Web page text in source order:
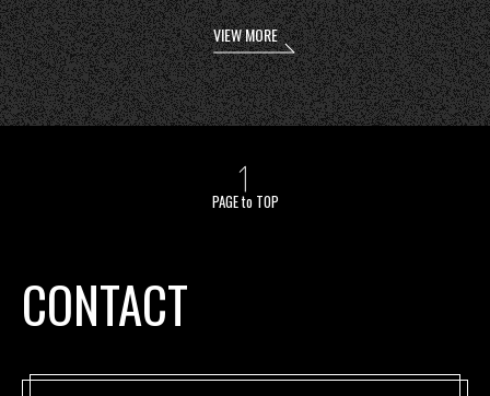
VIEW MORE
PAGE to TOP
CONTACT